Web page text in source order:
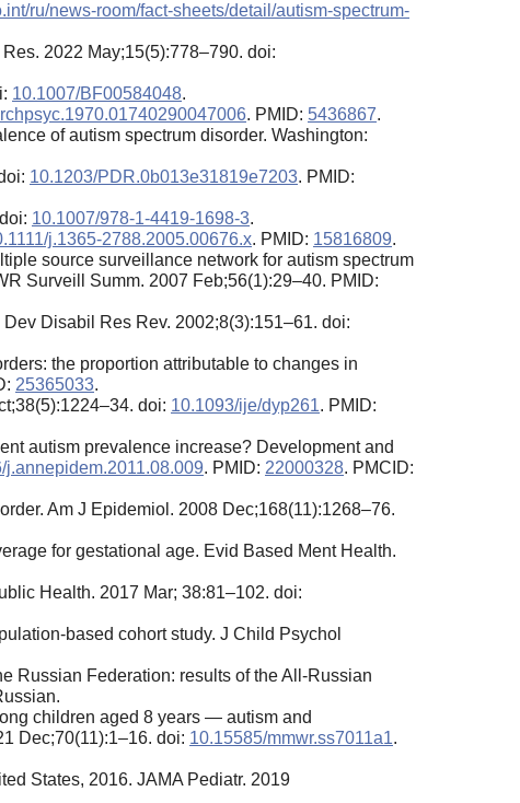
ru/news-room/fact-sheets/detail/autism-spectrum-
2022 May;15(5):778–790. doi:
10.1007/BF00584048.
. PMID: 5436867.
of autism spectrum disorder. Washington:
10.1203/PDR.0b013e31819e7203. PMID:
10.1007/978-1-4419-1698-3.
j.1365-2788.2005.00676.x. PMID: 15816809.
source surveillance network for autism spectrum
Surveill Summ. 2007 Feb;56(1):29–40. PMID:
Disabil Res Rev. 2002;8(3):151–61. doi:
the proportion attributable to changes in
25365033.
doi: 10.1093/ije/dyp261. PMID:
autism prevalence increase? Development and
j.annepidem.2011.08.009. PMID: 22000328. PMCID:
Am J Epidemiol. 2008 Dec;168(11):1268–76.
for gestational age. Evid Based Ment Health.
Health. 2017 Mar; 38:81–102. doi:
based cohort study. J Child Psychol
Russian Federation: results of the All-Russian
children aged 8 years — autism and
Dec;70(11):1–16. doi: 10.15585/mmwr.ss7011a1.
States, 2016. JAMA Pediatr. 2019